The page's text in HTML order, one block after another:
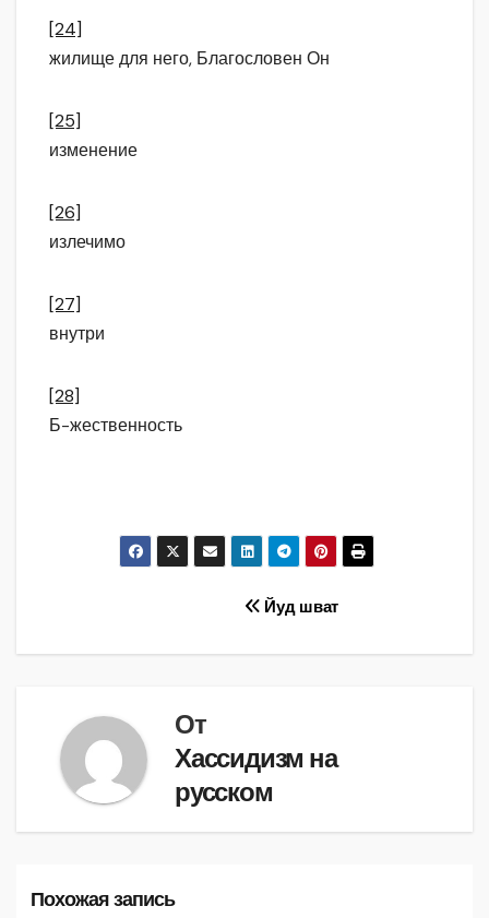
[24]
жилище для него, Благословен Он
[25]
изменение
[26]
излечимо
[27]
внутри
[28]
Б-жественность
по
Йуд шват
От
Хассидизм на
русском
Похожая запись